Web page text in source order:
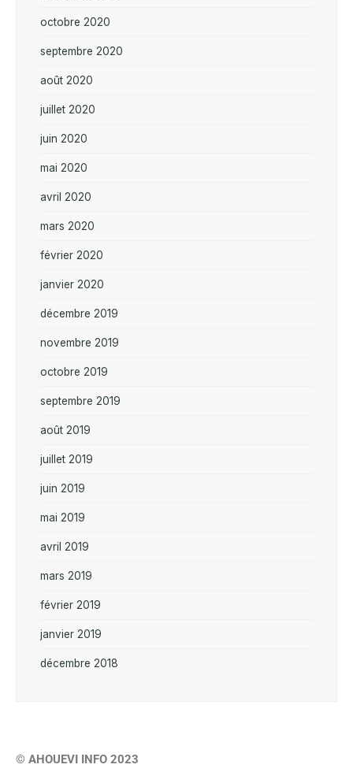
octobre 2020
septembre 2020
août 2020
juillet 2020
juin 2020
mai 2020
avril 2020
mars 2020
février 2020
janvier 2020
décembre 2019
novembre 2019
octobre 2019
septembre 2019
août 2019
juillet 2019
juin 2019
mai 2019
avril 2019
mars 2019
février 2019
janvier 2019
décembre 2018
© AHOUEVI INFO 2023